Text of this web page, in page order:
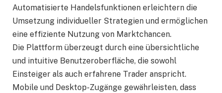
Automatisierte Handelsfunktionen erleichtern die
Umsetzung individueller Strategien und ermöglichen
eine effiziente Nutzung von Marktchancen.
Die Plattform überzeugt durch eine übersichtliche
und intuitive Benutzeroberfläche, die sowohl
Einsteiger als auch erfahrene Trader anspricht.
Mobile und Desktop-Zugänge gewährleisten, dass